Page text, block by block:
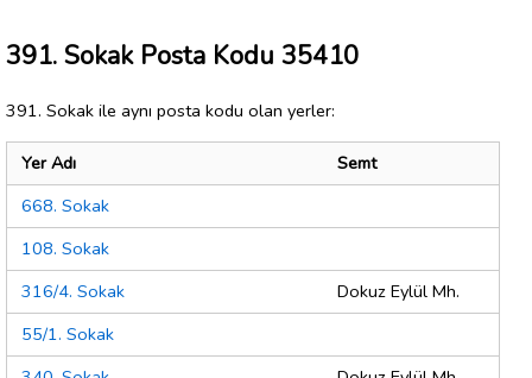
391. Sokak Posta Kodu 35410
391. Sokak ile aynı posta kodu olan yerler:
Yer Adı
Semt
668. Sokak
108. Sokak
316/4. Sokak
Dokuz Eylül Mh.
55/1. Sokak